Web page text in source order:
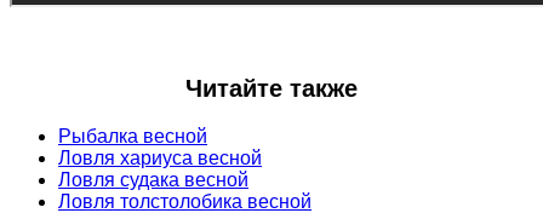
Читайте также
Рыбалка весной
Ловля хариуса весной
Ловля судака весной
Ловля толстолобика весной